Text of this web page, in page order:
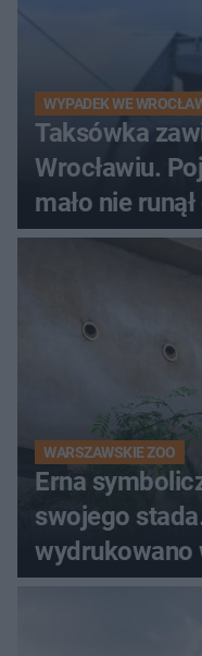
WYPADEK WE
Taksówka
Wrocławiu.
mało nie
WARSZAWSKIE ZOO
Erna
swojego
wydrukowano